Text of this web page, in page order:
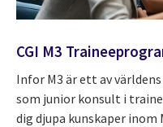
CGI M3
Infor M3 är ett av
som junior konsult i
dig djupa kunskaper inom